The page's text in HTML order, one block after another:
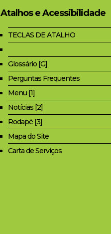
Atalhos e Acessibilidade
TECLAS DE ATALHO
Glossário [G]
Perguntas Frequentes
Menu [1]
Notícias [2]
Rodapé [3]
Mapa do Site
Carta de Serviços